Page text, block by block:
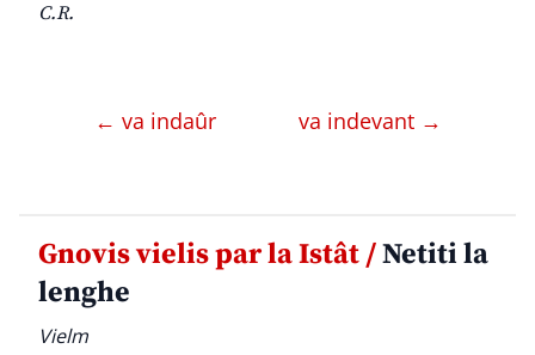
C.R.
← va indaûr va indevant →
Gnovis vielis par la Istât /Netiti la
lenghe
Vielm